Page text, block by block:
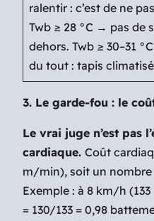
ralentir : c’est de ne
Twb ≥ 28 °C → pas de
dehors. Twb ≥ 30–31
du tout : tapis
3. Le garde-fou : le
Le vrai juge n’est pas
cardiaque. Coût
m/min), soit un
Exemple : à 8 km/h
= 130/133 = 0,98